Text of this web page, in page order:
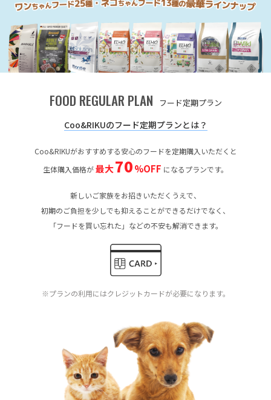
FOOD REGULAR PLAN フード定期プラン
Coo&RIKUのフード定期プランとは？
Coo&RIKUがおすすめする安心のフードを定期購入いただくと
生体購入価格が最大70%OFF になるプランです。
新しいご家族をお招きいただくうえで、
初期のご負担を少しでも抑えることができるだけでなく、
「フードを買い忘れた」などの不安も解消できます。
※プランの利用にはクレジットカードが必要になります。